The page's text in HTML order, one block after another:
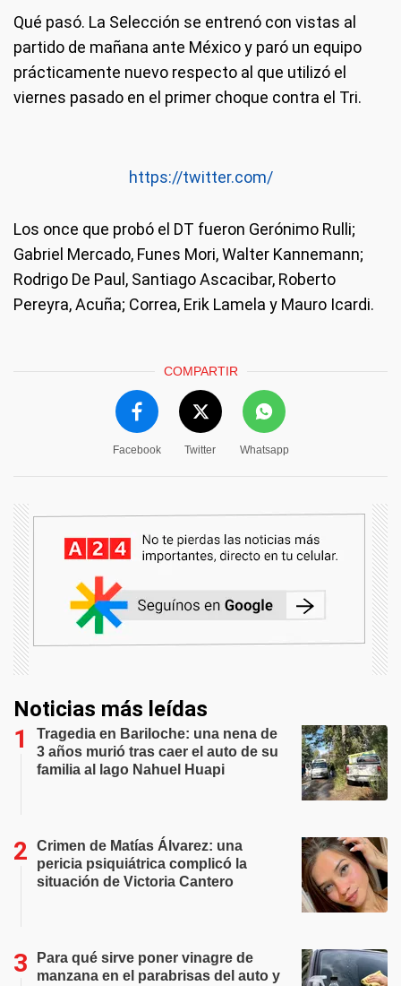
Qué pasó. La Selección se entrenó con vistas al
partido de mañana ante México y paró un equipo
prácticamente nuevo respecto al que utilizó el
viernes pasado en el primer choque contra el Tri.
https://twitter.com/
Los once que probó el DT fueron Gerónimo Rulli;
Gabriel Mercado, Funes Mori, Walter Kannemann;
Rodrigo De Paul, Santiago Ascacibar, Roberto
Pereyra, Acuña; Correa, Erik Lamela y Mauro Icardi.
COMPARTIR
Facebook Twitter Whatsapp
Noticias más leídas
Tragedia en Bariloche: una nena de
3 años murió tras caer el auto de su
familia al lago Nahuel Huapi
Crimen de Matías Álvarez: una
pericia psiquiátrica complicó la
situación de Victoria Cantero
Para qué sirve poner vinagre de
manzana en el parabrisas del auto y